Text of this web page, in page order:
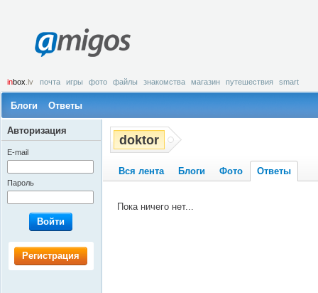
amigos
inbox .lv почта игры фото файлы знакомства магазин путешествия smart
Блоги Ответы
doktor
Вся лента Блоги Фото Ответы
Пока ничего нет...
Авторизация
E-mail
Пароль
Войти
Регистрация